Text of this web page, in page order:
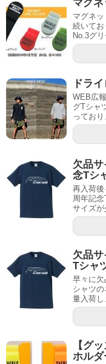
マグ
マグネ
続いて
No.3グ
ドラ
WEB広
グTシャ
ってお
欠品
念Tシ
再入荷後
周年記
サイズが
欠品
Tシャ
早々に
シャツ
量入荷し
【グ
ホル